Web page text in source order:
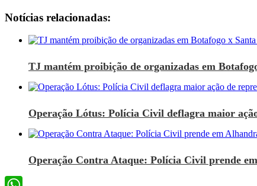
Notícias relacionadas:
TJ mantém proibição de organizadas em
Operação Lótus: Polícia Civil deflagra maior
Operação Contra Ataque: Polícia Civil prende